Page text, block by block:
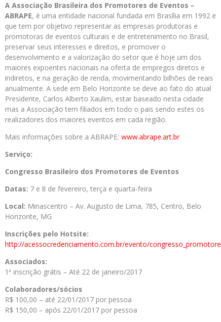
A Associação Brasileira dos Promotores de Eventos –
ABRAPE, é uma entidade nacional fundada em Brasília em 1992 e
que tem por objetivo representar as empresas produtoras e
promotoras de eventos culturais e de entretenimento no Brasil,
preservar seus interesses e direitos, e promover o
desenvolvimento e a valorização do setor que é hoje um dos
maiores expoentes nacionais na oferta de empregos diretos e
indiretos, e na geração de renda, movimentando bilhões de reais
anualmente. A sede em Belo Horizonte se deve ao fato do atual
Presidente, Carlos Alberto Xaulim, estar baseado nesta cidade
mas a Associação tem filiados em todo o pais sendo estes os
realizadores dos maiores eventos em cada região.
Mais informações sobre a ABRAPE: www.abrape.art.br
Serviço:
Congresso Brasileiro dos Promotores de Eventos
Datas: 7 e 8 de fevereiro, terça e quarta-feira
Local: Minascentro – Av. Augusto de Lima, 785, Centro, Belo
Horizonte, MG
Inscrições pelo Hotsite:
http://acessocredenciamento.com.br/evento/
Associados:
1ª inscrição grátis – Até 22 de janeiro/2017
Colaboradores/sócios
R$ 100,00 – até 22/01/2017 por pessoa
R$ 150,00 – após 22/01/2017 por pessoa